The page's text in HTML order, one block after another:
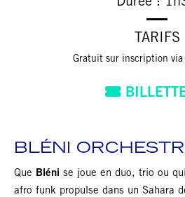
TARIFS
Gratuit sur inscription
BLÉNI
Que Bléni se joue en duo, trio ou
afro funk propulse dans un Sahara